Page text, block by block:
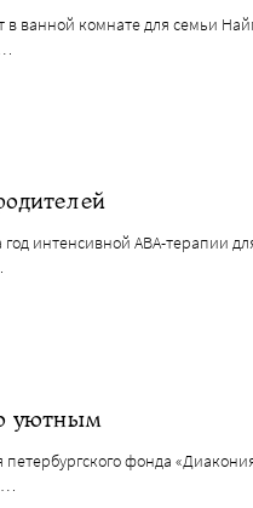
в ванной комнате для семьи
интенсивной ABA-терапии
уютным
петербургского фонда